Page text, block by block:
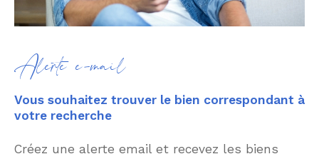
Alerte e-mail
Vous souhaitez trouver le bien correspondant à
votre recherche
Créez une alerte email et recevez les biens